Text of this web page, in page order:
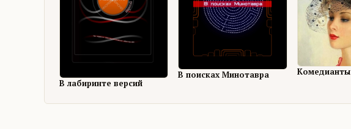
В лабиринте версий
В поисках Минотавра Комедианты